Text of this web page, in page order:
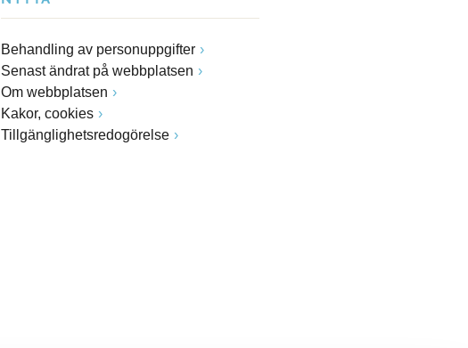
Behandling av personuppgifter
Senast ändrat på webbplatsen
Om webbplatsen
Kakor, cookies
Tillgänglighetsredogörelse